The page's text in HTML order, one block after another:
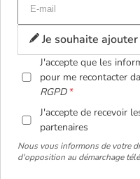
Je souhaite
J'accepte que les
pour me recontacter
RGPD
J'accepte de recevoir
partenaires
Nous vous informons de votre
d'opposition au démarchage